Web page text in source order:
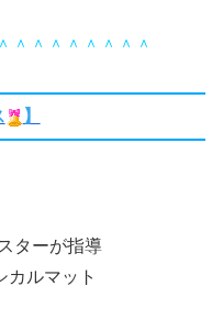
＾＾＾＾＾＾＾＾
】
ターが指導
カルマット